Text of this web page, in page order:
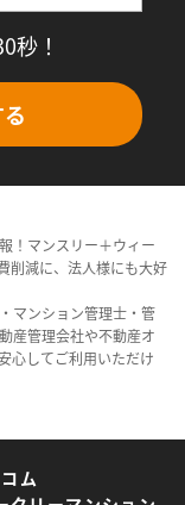
秒！
！マンスリー＋ウィー
削減に、法人様にも大好
マンション管理士・管
産管理会社や不動産オ
心してご利用いただけ
ム